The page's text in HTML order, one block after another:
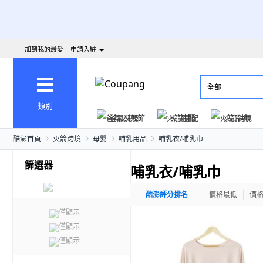
加到我的最愛 申請入駐
類別
全部
爸氣父親節 火箭速配 火箭跨境
酷澎首頁 火箭跨境 母嬰 哺乳用品 哺乳衣/哺乳巾
篩選器
僅顯示
僅顯示
僅顯示
哺乳衣/哺乳巾
酷澎評分排名 價格最低 價